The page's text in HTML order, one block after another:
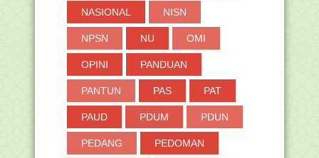
NASIONAL NISN
NPSN NU OMI
OPINI PANDUAN
PANTUN PAS PAT
PAUD PDUM PDUN
PEDANG PEDOMAN